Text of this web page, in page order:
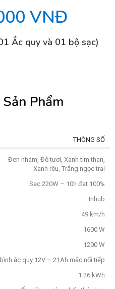
VNĐ
Ắc quy và 01 bộ sạc)
Phẩm
THÔNG SỐ
Đen nhám, Đỏ tươi, Xanh tím than,
Xanh rêu, Trắng ngọc trai
Sạc 220W – 10h đạt 100%
Inhub
49 km/h
1600 W
1200 W
ắc quy 12V – 21Ah mắc nối tiếp
1.26 kWh